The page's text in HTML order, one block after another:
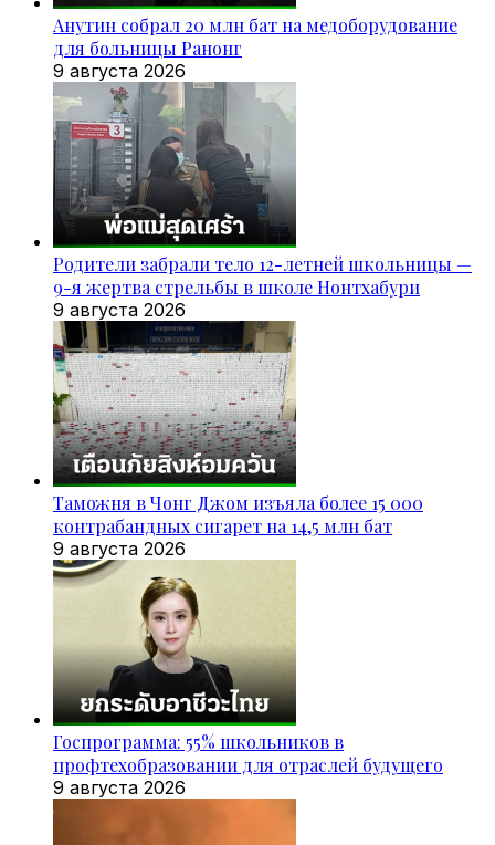
Анутин собрал 20 млн бат на медоборудование
для больницы Ранонг
9 августа 2026
Родители забрали тело 12-летней школьницы —
9-я жертва стрельбы в школе Нонтхабури
9 августа 2026
Таможня в Чонг Джом изъяла более 15 000
контрабандных сигарет на 14,5 млн бат
9 августа 2026
Госпрограмма: 55% школьников в
профтехобразовании для отраслей будущего
9 августа 2026